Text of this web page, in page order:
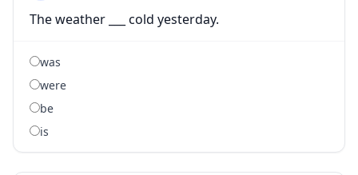
The weather ___ cold yesterday.
was
were
be
is